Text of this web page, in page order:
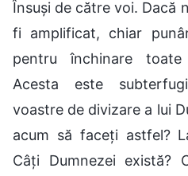
Însuși de către voi. Dacă
fi amplificat, chiar
pentru închinare
Acesta este
voastre de divizare a lui
acum să faceți astfel?
Câți Dumnezei există?